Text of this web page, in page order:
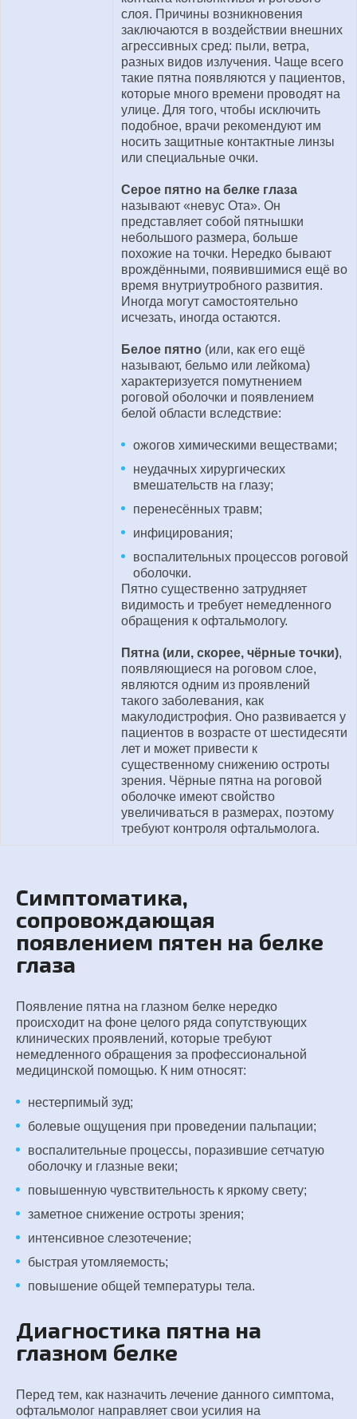
слоя. Причины возникновения
заключаются в воздействии внешних
агрессивных сред: пыли, ветра,
разных видов излучения. Чаще всего
такие пятна появляются у пациентов,
которые много времени проводят на
улице. Для того, чтобы исключить
подобное, врачи рекомендуют им
носить защитные контактные линзы
или специальные очки.
Серое пятно на белке глаза
называют «невус Ота». Он
представляет собой пятнышки
небольшого размера, больше
похожие на точки. Нередко бывают
врождёнными, появившимися ещё во
время внутриутробного развития.
Иногда могут самостоятельно
исчезать, иногда остаются.
Белое пятно (или, как его ещё
называют, бельмо или лейкома)
характеризуется помутнением
роговой оболочки и появлением
белой области вследствие:
ожогов химическими веществами;
неудачных хирургических
вмешательств на глазу;
перенесённых травм;
инфицирования;
воспалительных процессов роговой
оболочки.
Пятно существенно затрудняет
видимость и требует немедленного
обращения к офтальмологу.
Пятна (или, скорее, чёрные точки),
появляющиеся на роговом слое,
являются одним из проявлений
такого заболевания, как
макулодистрофия. Оно развивается у
пациентов в возрасте от шестидесяти
лет и может привести к
существенному снижению остроты
зрения. Чёрные пятна на роговой
оболочке имеют свойство
увеличиваться в размерах, поэтому
требуют контроля офтальмолога.
Симптоматика,
сопровождающая
появлением пятен на белке
глаза
Появление пятна на глазном белке нередко
происходит на фоне целого ряда сопутствующих
клинических проявлений, которые требуют
немедленного обращения за профессиональной
медицинской помощью. К ним относят:
нестерпимый зуд;
болевые ощущения при проведении пальпации;
воспалительные процессы, поразившие сетчатую
оболочку и глазные веки;
повышенную чувствительность к яркому свету;
заметное снижение остроты зрения;
интенсивное слезотечение;
быстрая утомляемость;
повышение общей температуры тела.
Диагностика пятна на
глазном белке
Перед тем, как назначить лечение данного симптома,
офтальмолог направляет свои усилия на